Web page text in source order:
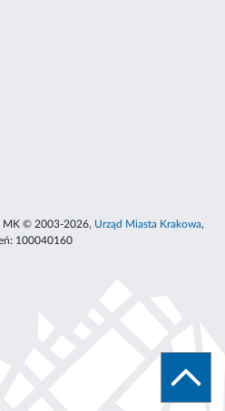
MK © 2003-2026, Urząd Miasta Krakowa,
100040160